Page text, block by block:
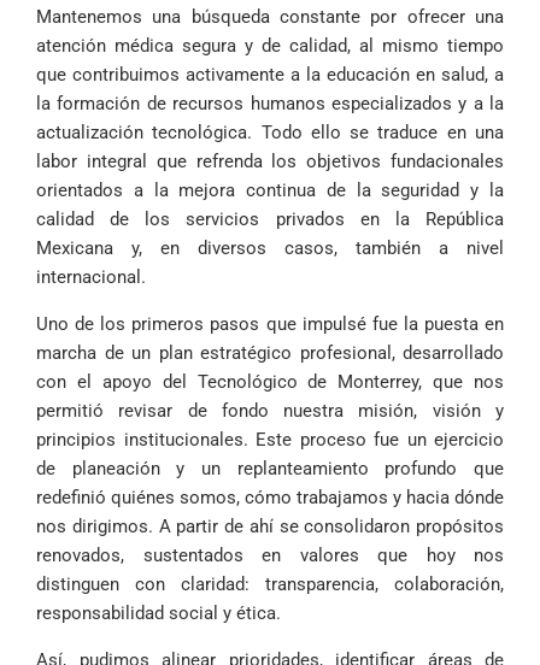
Mantenemos una búsqueda constante por ofrecer una
atención médica segura y de calidad, al mismo tiempo
que contribuimos activamente a la educación en salud, a
la formación de recursos humanos especializados y a la
actualización tecnológica. Todo ello se traduce en una
labor integral que refrenda los objetivos fundacionales
orientados a la mejora continua de la seguridad y la
calidad de los servicios privados en la República
Mexicana y, en diversos casos, también a nivel
internacional.
Uno de los primeros pasos que impulsé fue la puesta en
marcha de un plan estratégico profesional, desarrollado
con el apoyo del Tecnológico de Monterrey, que nos
permitió revisar de fondo nuestra misión, visión y
principios institucionales. Este proceso fue un ejercicio
de planeación y un replanteamiento profundo que
redefinió quiénes somos, cómo trabajamos y hacia dónde
nos dirigimos. A partir de ahí se consolidaron propósitos
renovados, sustentados en valores que hoy nos
distinguen con claridad: transparencia, colaboración,
responsabilidad social y ética.
Así, pudimos alinear prioridades, identificar áreas de